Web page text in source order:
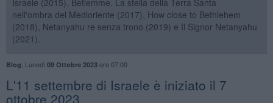
nell'ombra del Medioriente (2017), How close to Bethlehem
(2018), Netanyahu re senza trono (2019) e Il Signor Netanyahu
(2021).
Blog Lunedì 09 Ottobre 2023ore 07:00
L'11 settembre di Israele è iniziato il 7
ottobre 2023